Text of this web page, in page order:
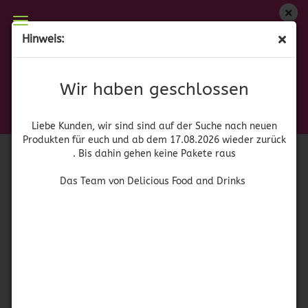
Hinweis:
Wir haben geschlossen
Liebe Kunden, wir sind sind auf der Suche nach neuen
Produkten für euch und ab dem 17.08.2026 wieder zurück
. Bis dahin gehen keine Pakete raus
Das Team von Delicious Food and Drinks
Wir haben geschlossen
zurück. Bis dahin gehen keine Pakete raus
Das Team von Delicious Food and Drinks
42057)